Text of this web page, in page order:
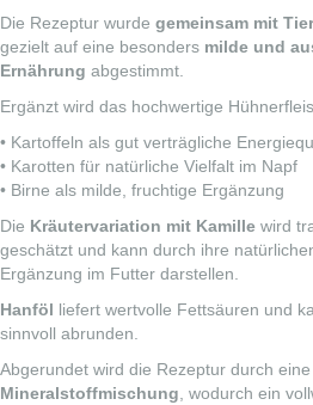
Die Rezeptur wurde gemeinsam mit
gezielt auf eine besonders milde und
Ernährung abgestimmt.
Ergänzt wird das hochwertige
• Kartoffeln als gut verträgliche
• Karotten für natürliche Vielfalt im Napf
• Birne als milde, fruchtige Ergänzung
Die Kräutervariation mit Kamille wird
geschätzt und kann durch ihre
Ergänzung im Futter darstellen.
Hanföl liefert wertvolle Fettsäuren und
sinnvoll abrunden.
Abgerundet wird die Rezeptur durch eine
Mineralstoffmischung , wodurch ein